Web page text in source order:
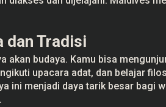
dan Tradisi
akan budaya. Kamu bisa
upacara adat, dan belajar
ini menjadi daya tarik besar bagi